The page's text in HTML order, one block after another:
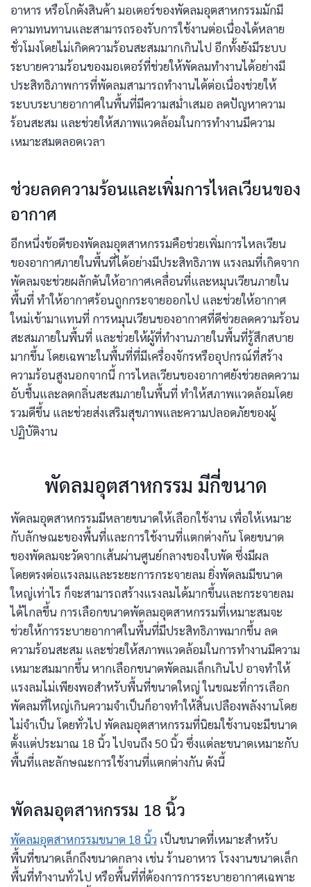
อาหาร หรือโกดังสินค้า มอเตอร์ของพัดลมอุตสาหกรรมมักมี
ความทนทานและสามารถรองรับการใช้งานต่อเนื่องได้หลาย
ชั่วโมงโดยไม่เกิดความร้อนสะสมมากเกินไป อีกทั้งยังมีระบบ
ระบายความร้อนของมอเตอร์ที่ช่วยให้พัดลมทำงานได้อย่างมี
ประสิทธิภาพการที่พัดลมสามารถทำงานได้ต่อเนื่องช่วยให้
ระบบระบายอากาศในพื้นที่มีความสม่ำเสมอ ลดปัญหาความ
ร้อนสะสม และช่วยให้สภาพแวดล้อมในการทำงานมีความ
เหมาะสมตลอดเวลา
ช่วยลดความร้อนและเพิ่มการไหลเวียนของ
อากาศ
อีกหนึ่งข้อดีของพัดลมอุตสาหกรรมคือช่วยเพิ่มการไหลเวียน
ของอากาศภายในพื้นที่ได้อย่างมีประสิทธิภาพ แรงลมที่เกิดจาก
พัดลมจะช่วยผลักดันให้อากาศเคลื่อนที่และหมุนเวียนภายใน
พื้นที่ ทำให้อากาศร้อนถูกกระจายออกไป และช่วยให้อากาศ
ใหม่เข้ามาแทนที่ การหมุนเวียนของอากาศที่ดีช่วยลดความร้อน
สะสมภายในพื้นที่ และช่วยให้ผู้ที่ทำงานภายในพื้นที่รู้สึกสบาย
มากขึ้น โดยเฉพาะในพื้นที่ที่มีเครื่องจักรหรืออุปกรณ์ที่สร้าง
ความร้อนสูงนอกจากนี้ การไหลเวียนของอากาศยังช่วยลดความ
อับชื้นและลดกลิ่นสะสมภายในพื้นที่ ทำให้สภาพแวดล้อมโดย
รวมดีขึ้น และช่วยส่งเสริมสุขภาพและความปลอดภัยของผู้
ปฏิบัติงาน
พัดลมอุตสาหกรรม มีกี่ขนาด
พัดลมอุตสาหกรรมมีหลายขนาดให้เลือกใช้งาน เพื่อให้เหมาะ
กับลักษณะของพื้นที่และการใช้งานที่แตกต่างกัน โดยขนาด
ของพัดลมจะวัดจากเส้นผ่านศูนย์กลางของใบพัด ซึ่งมีผล
โดยตรงต่อแรงลมและระยะการกระจายลม ยิ่งพัดลมมีขนาด
ใหญ่เท่าไร ก็จะสามารถสร้างแรงลมได้มากขึ้นและกระจายลม
ได้ไกลขึ้น การเลือกขนาดพัดลมอุตสาหกรรมที่เหมาะสมจะ
ช่วยให้การระบายอากาศในพื้นที่มีประสิทธิภาพมากขึ้น ลด
ความร้อนสะสม และช่วยให้สภาพแวดล้อมในการทำงานมีความ
เหมาะสมมากขึ้น หากเลือกขนาดพัดลมเล็กเกินไป อาจทำให้
แรงลมไม่เพียงพอสำหรับพื้นที่ขนาดใหญ่ ในขณะที่การเลือก
พัดลมที่ใหญ่เกินความจำเป็นก็อาจทำให้สิ้นเปลืองพลังงานโดย
ไม่จำเป็น โดยทั่วไป พัดลมอุตสาหกรรมที่นิยมใช้งานจะมีขนาด
ตั้งแต่ประมาณ 18 นิ้ว ไปจนถึง 50 นิ้ว ซึ่งแต่ละขนาดเหมาะกับ
พื้นที่และลักษณะการใช้งานที่แตกต่างกัน ดังนี้
พัดลมอุตสาหกรรม 18 นิ้ว
พัดลมอุตสาหกรรมขนาด 18 นิ้ว เป็นขนาดที่เหมาะสำหรับ
พื้นที่ขนาดเล็กถึงขนาดกลาง เช่น ร้านอาหาร โรงงานขนาดเล็ก
พื้นที่ทำงานทั่วไป หรือพื้นที่ที่ต้องการการระบายอากาศเฉพาะ